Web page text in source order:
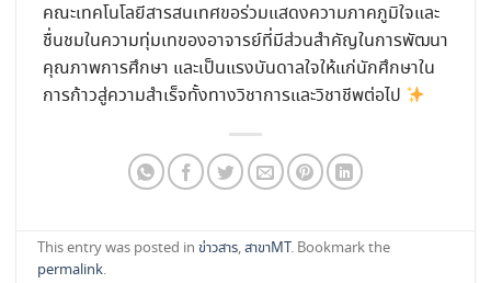
คณะเทคโนโลยีสารสนเทศขอร่วมแสดงความภาคภูมิใจและ
ชื่นชมในความทุ่มเทของอาจารย์ที่มีส่วนสำคัญในการพัฒนา
คุณภาพการศึกษา และเป็นแรงบันดาลใจให้แก่นักศึกษาใน
การก้าวสู่ความสำเร็จทั้งทางวิชาการและวิชาชีพต่อไป
This entry was posted inข่าวสาร,สาขาMT. Bookmark the
permalink.